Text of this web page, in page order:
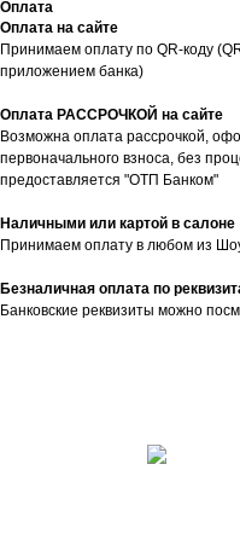
Оплата
Оплата на сайте
Принимаем оплату по QR-коду
приложением банка)
Оплата РАССРОЧКОЙ на сайте
Возможна оплата рассрочкой,
первоначального взноса, без
предоставляется "ОТП Банком"
Наличными или картой в салоне
Принимаем оплату в любом из
Безналичная оплата по
Банковские реквизиты можно